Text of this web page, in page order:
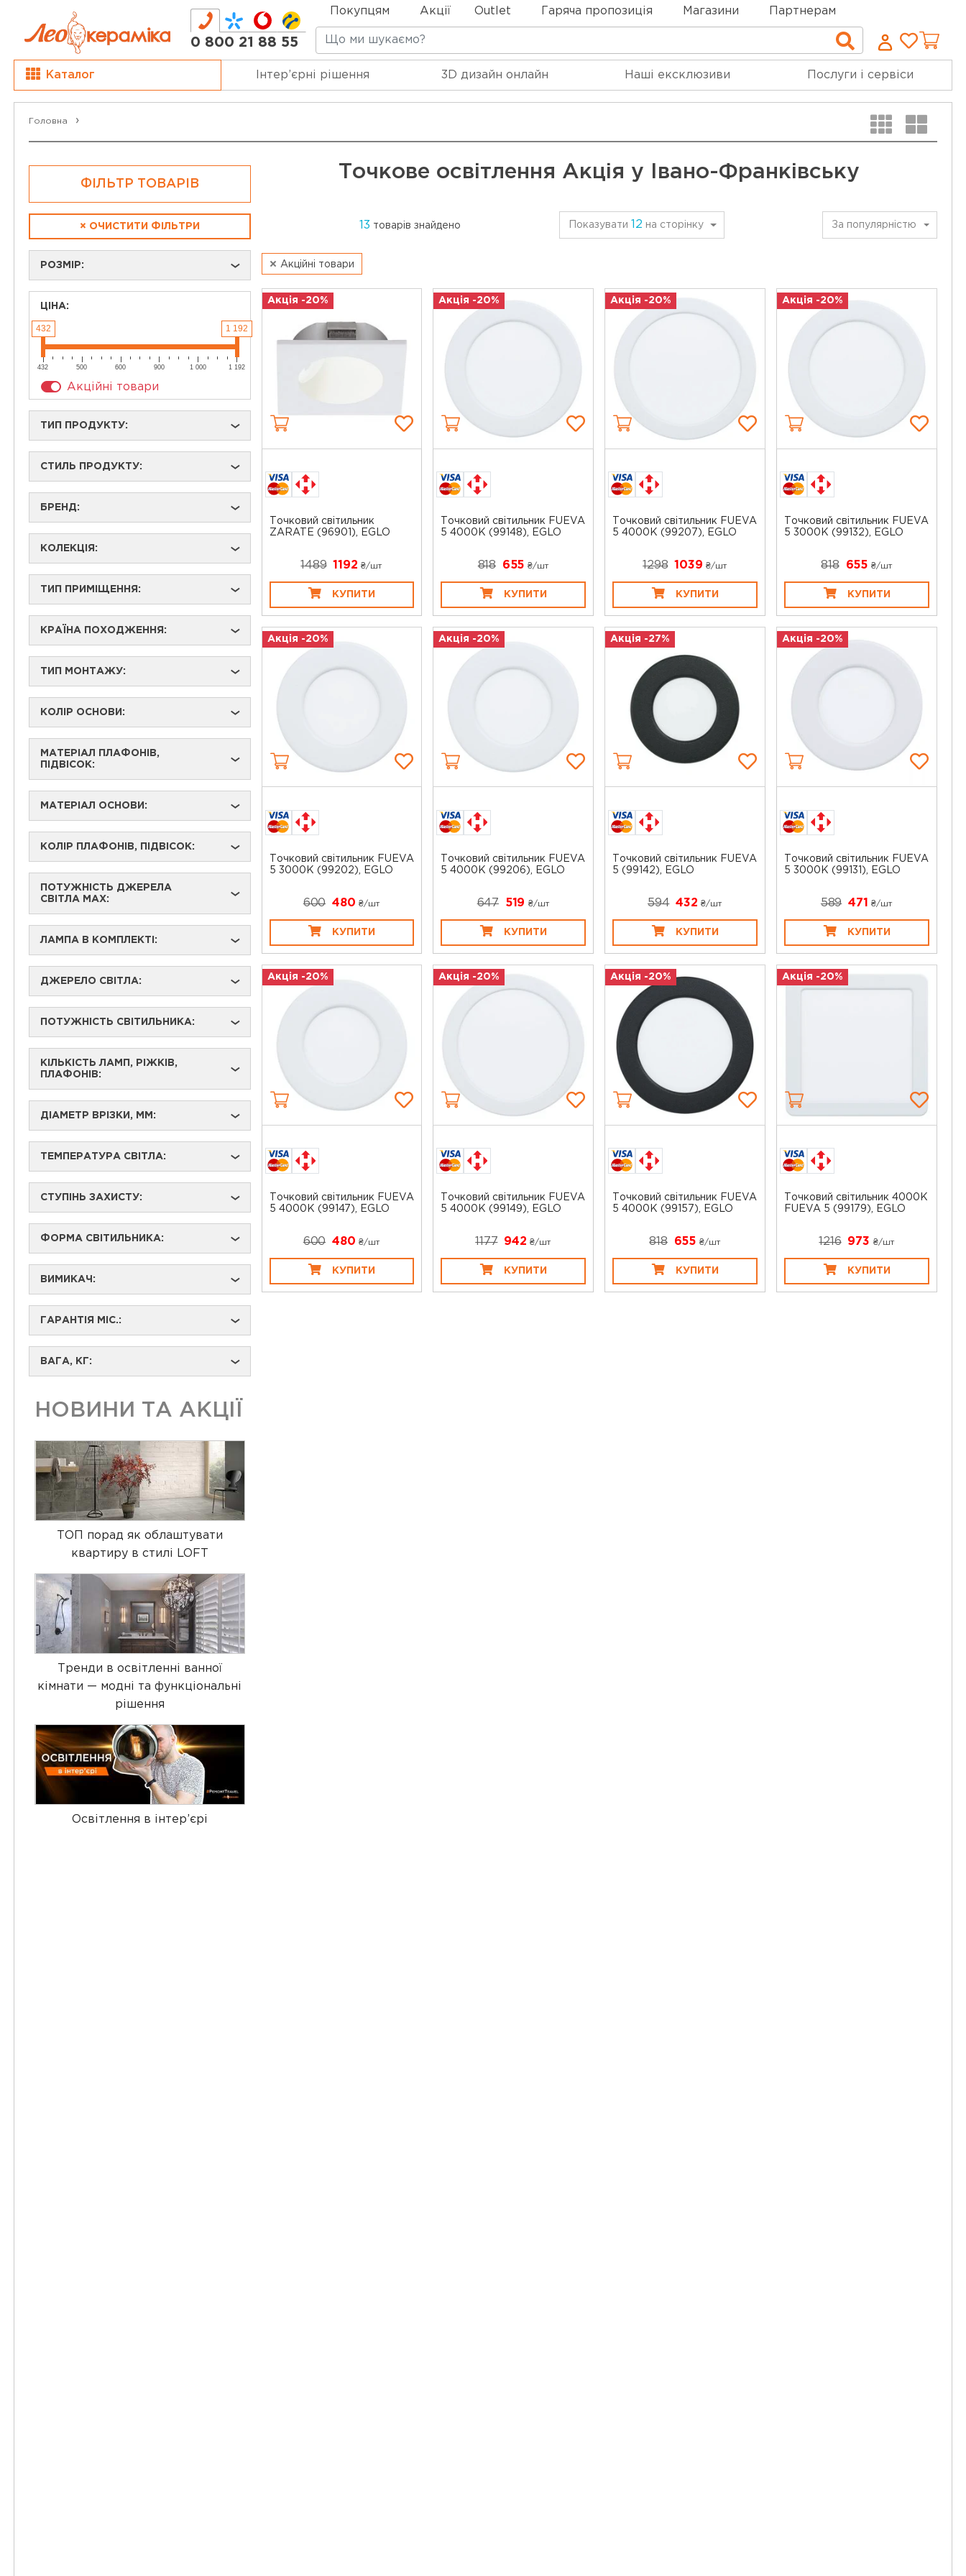
Покупцям Акції Outlet Гаряча пропозиція Магазини Партнерам
0 800 21 88 55 Пошук
Каталог Інтер’єрні рішення 3D дизайн онлайн Наші ексклюзиви Послуги і сервіси
Головна
ФІЛЬТР ТОВАРІВ
× ОЧИСТИТИ ФІЛЬТРИ
РОЗМІР: ›
ЦІНА:
432 1 192
432 500 600 900 1 000 1 192
Акційні товари
ТИП ПРОДУКТУ: ›
СТИЛЬ ПРОДУКТУ: ›
БРЕНД: ›
КОЛЕКЦІЯ: ›
ТИП ПРИМІЩЕННЯ: ›
КРАЇНА ПОХОДЖЕННЯ: ›
ТИП МОНТАЖУ: ›
КОЛІР ОСНОВИ: ›
МАТЕРІАЛ ПЛАФОНІВ,
ПІДВІСОК:
›
МАТЕРІАЛ ОСНОВИ: ›
КОЛІР ПЛАФОНІВ, ПІДВІСОК: ›
ПОТУЖНІСТЬ ДЖЕРЕЛА
СВІТЛА MAX:
›
ЛАМПА В КОМПЛЕКТІ: ›
ДЖЕРЕЛО СВІТЛА: ›
ПОТУЖНІСТЬ СВІТИЛЬНИКА: ›
КІЛЬКІСТЬ ЛАМП, РІЖКІВ,
ПЛАФОНІВ:
›
ДІАМЕТР ВРІЗКИ, ММ: ›
ТЕМПЕРАТУРА СВІТЛА: ›
СТУПІНЬ ЗАХИСТУ: ›
ФОРМА СВІТИЛЬНИКА: ›
ВИМИКАЧ: ›
ГАРАНТІЯ МІС.: ›
ВАГА, КГ: ›
НОВИНИ ТА АКЦІЇ
ТОП порад як облаштувати
квартиру в стилі LOFT
Тренди в освітленні ванної
кімнати — модні та функціональні
рішення
Освітлення в інтер’єрі
Точкове освітлення Акція у Івано-Франківську
13 товарів знайдено Показувати 12 на сторінку За популярністю
Акційні товари
Акція -20%
Точковий світильник
ZARATE (96901), EGLO
1489 1192₴/шт
КУПИТИ
Акція -20%
Точковий світильник FUEVA
5 4000K (99148), EGLO
818 655₴/шт
КУПИТИ
Акція -20%
Точковий світильник FUEVA
5 4000K (99207), EGLO
1298 1039₴/шт
КУПИТИ
Акція -20%
Точковий світильник FUEVA
5 3000K (99132), EGLO
818 655 ₴/шт
КУПИТИ
Акція -20%
Точковий світильник FUEVA
5 3000K (99202), EGLO
600 480₴/шт
КУПИТИ
Акція -20%
Точковий світильник FUEVA
5 4000K (99206), EGLO
647 519₴/шт
КУПИТИ
Акція -27%
Точковий світильник FUEVA
5 (99142), EGLO
594 432₴/шт
КУПИТИ
Акція -20%
Точковий світильник FUEVA
5 3000K (99131), EGLO
589 471₴/шт
КУПИТИ
Акція -20%
Точковий світильник FUEVA
5 4000K (99147), EGLO
600 480₴/шт
КУПИТИ
Акція -20%
Точковий світильник FUEVA
5 4000K (99149), EGLO
1177 942₴/шт
КУПИТИ
Акція -20%
Точковий світильник FUEVA
5 4000K (99157), EGLO
818 655 ₴/шт
КУПИТИ
Акція -20%
Точковий світильник 4000K
FUEVA 5 (99179), EGLO
1216 973 ₴/шт
КУПИТИ